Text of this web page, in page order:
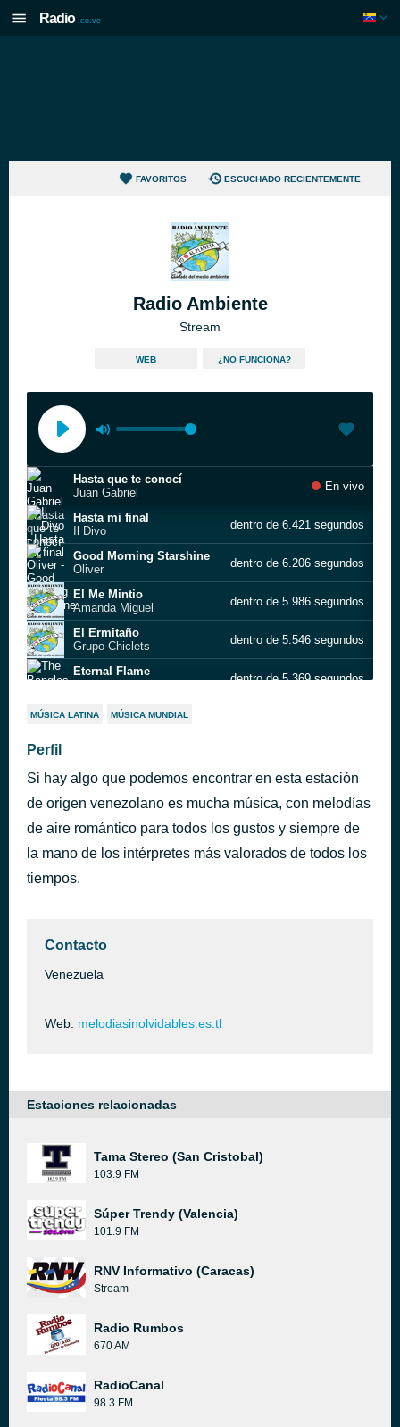
Radio .co.ve
FAVORITOS ESCUCHADO RECIENTEMENTE
Radio Ambiente
Stream
WEB ¿NO FUNCIONA?
Hasta que te conocí
Juan Gabriel
En vivo
Hasta mi final
Il Divo
dentro de 6.421 segundos
Good Morning Starshine
Oliver
dentro de 6.206 segundos
El Me Mintio
Amanda Miguel
dentro de 5.986 segundos
El Ermitaño
Grupo Chiclets
dentro de 5.546 segundos
Eternal Flame
dentro de 5.369 segundos
Eres toda una mujer
El Cigarrillo
Ana Gabriel
El amante
Paco Stanley
dentro de 4.132 segundos
MÚSICA LATINA MÚSICA MUNDIAL
Perfil
Si hay algo que podemos encontrar en esta estación
de origen venezolano es mucha música, con melodías
de aire romántico para todos los gustos y siempre de
la mano de los intérpretes más valorados de todos los
tiempos.
Contacto
Venezuela
Web: melodiasinolvidables.es.tl
Estaciones relacionadas
Tama Stereo (San Cristobal)
103.9 FM
Súper Trendy (Valencia)
101.9 FM
RNV Informativo (Caracas)
Stream
Radio Rumbos
670 AM
RadioCanal
98.3 FM